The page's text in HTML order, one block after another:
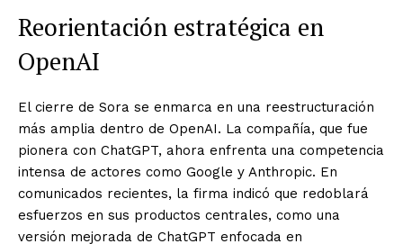
Reorientación estratégica en
OpenAI
El cierre de Sora se enmarca en una reestructuración
más amplia dentro de OpenAI. La compañía, que fue
pionera con ChatGPT, ahora enfrenta una competencia
intensa de actores como Google y Anthropic. En
comunicados recientes, la firma indicó que redoblará
esfuerzos en sus productos centrales, como una
versión mejorada de ChatGPT enfocada en